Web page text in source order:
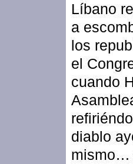
Líbano
a
los
el
cuando
diablo
mismo…